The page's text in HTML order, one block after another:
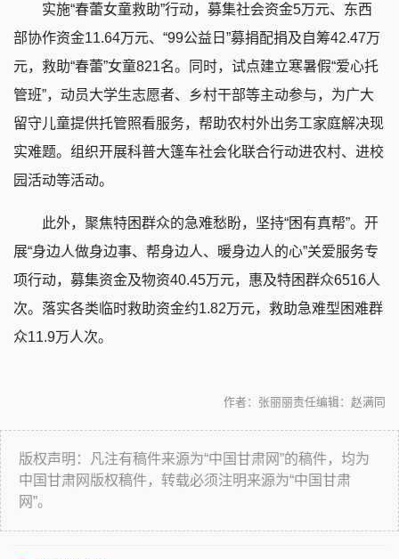
实施“春蕾女童救助”行动，募集社会资金5万元、东西
部协作资金11.64万元、“99公益日”募捐配捐及自筹42.47万
元，救助“春蕾”女童821名。同时，试点建立寒暑假“爱心托
管班”，动员大学生志愿者、乡村干部等主动参与，为广大
留守儿童提供托管照看服务，帮助农村外出务工家庭解决现
实难题。组织开展科普大篷车社会化联合行动进农村、进校
园活动等活动。
此外，聚焦特困群众的急难愁盼，坚持“困有真帮”。开
展“身边人做身边事、帮身边人、暖身边人的心”关爱服务专
项行动，募集资金及物资40.45万元，惠及特困群众6516人
次。落实各类临时救助资金约1.82万元，救助急难型困难群
众11.9万人次。
责任编辑：赵满同
作者：张丽丽
版权声明：凡注有稿件来源为“中国甘肃网”的稿件，均为
中国甘肃网版权稿件，转载必须注明来源为“中国甘肃
网”。